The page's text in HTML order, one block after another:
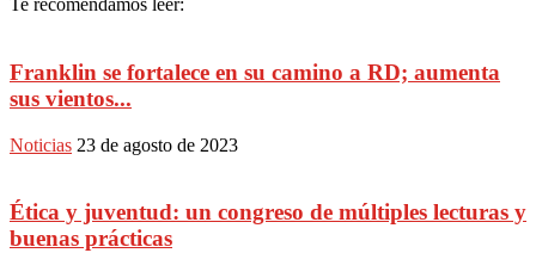
Te recomendamos leer:
Franklin se fortalece en su camino a RD; aumenta
sus vientos...
Noticias 23 de agosto de 2023
Ética y juventud: un congreso de múltiples lecturas y
buenas prácticas